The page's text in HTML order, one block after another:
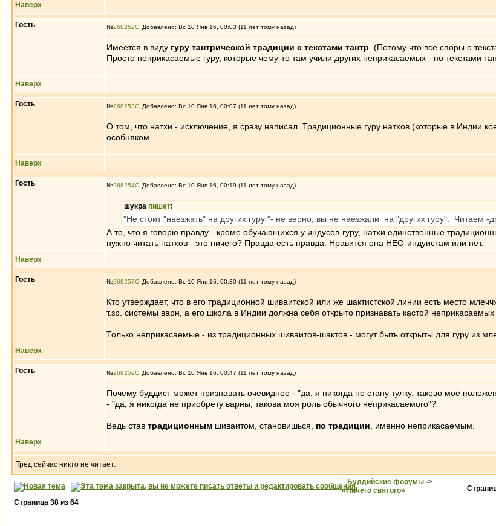
Наверх
Гость №268252 Добавлено: Вс 10 Янв 16, 00:03 (11 лет тому назад)
Имеется в виду гуру тантрической традиции с текстами тантр . (Потому что всё споры о
Просто неприкасаемые гуру, которые чему-то там учили других неприкасаемых - но текстами
Наверх
Гость №268253 Добавлено: Вс 10 Янв 16, 00:07 (11 лет тому назад)
О том, что натхи - исключение, я сразу написал. Традиционные гуру натхов (которые в Индии
особняком.
Наверх
Гость №268254 Добавлено: Вс 10 Янв 16, 00:19 (11 лет тому назад)
шукра пишет:
"Не стоит "наезжать" на других гуру "- не верно, вы не наезжали на "других гуру". Читаем -
А то, что я говорю правду - кроме обучающихся у индусов-гуру, натхи единственные
нужно читать натхов - это ничего? Правда есть правда. Нравится она НЕО-индуистам или нет.
Наверх
Гость №268257 Добавлено: Вс 10 Янв 16, 00:30 (11 лет тому назад)
Кто утверждает, что в его традиционной шиваитской или же шактистской линии есть место
т.зр. системы варн, а его школа в Индии должна себя открыто признавать кастой неприкасаемых
Только неприкасаемые - из традиционных шиваитов-шактов - могут быть открыты для гуру из
Наверх
Гость №268259 Добавлено: Вс 10 Янв 16, 00:47 (11 лет тому назад)
Почему буддист может признавать очевидное - "да, я никогда не стану тулку, таково моё
- "да, я никогда не приобрету варны, такова моя роль обычного неприкасаемого"?
Ведь став традиционным шиваитом, становишься, по традиции , именно неприкасаемым.
Наверх
Тред сейчас никто не читает.
Буддийские форумы ->
«Ничего святого»
Страница 38 из 64